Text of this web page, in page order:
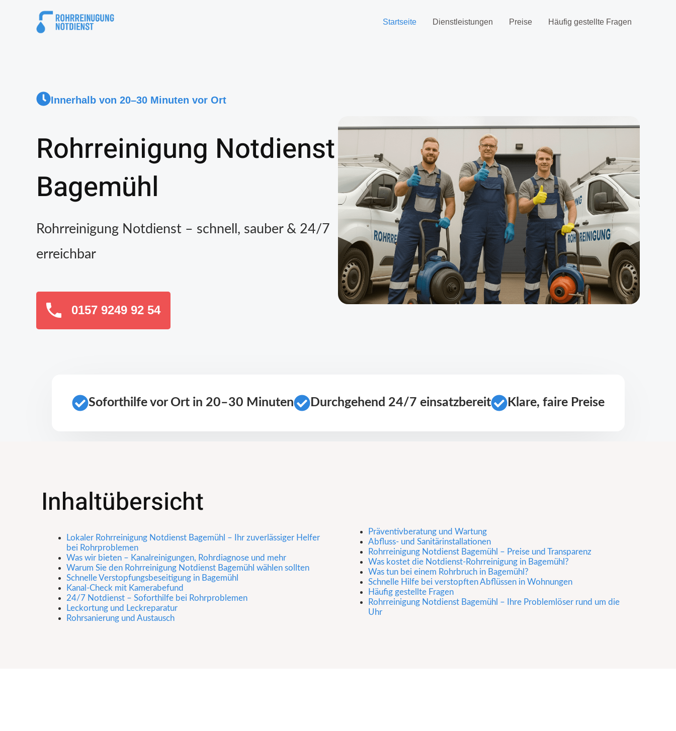
Startseite Dienstleistungen Preise Häufig gestellte Fragen
Innerhalb von 20–30 Minuten vor Ort
Rohrreinigung Notdienst
Bagemühl
Rohrreinigung Notdienst – schnell, sauber & 24/7
erreichbar
0157 9249 92 54
Soforthilfe vor Ort in 20–30 Minuten Durchgehend 24/7 einsatzbereit Klare, faire Preise
Inhaltübersicht
Lokaler Rohrreinigung Notdienst Bagemühl – Ihr zuverlässiger Helfer
bei Rohrproblemen
Was wir bieten – Kanalreinigungen, Rohrdiagnose und mehr
Warum Sie den Rohrreinigung Notdienst Bagemühl wählen sollten
Schnelle Verstopfungsbeseitigung in Bagemühl
Kanal-Check mit Kamerabefund
24/7 Notdienst – Soforthilfe bei Rohrproblemen
Leckortung und Leckreparatur
Rohrsanierung und Austausch
Präventivberatung und Wartung
Abfluss- und Sanitärinstallationen
Rohrreinigung Notdienst Bagemühl – Preise und Transparenz
Was kostet die Notdienst-Rohrreinigung in Bagemühl?
Was tun bei einem Rohrbruch in Bagemühl?
Schnelle Hilfe bei verstopften Abflüssen in Wohnungen
Häufig gestellte Fragen
Rohrreinigung Notdienst Bagemühl – Ihre Problemlöser rund um die
Uhr